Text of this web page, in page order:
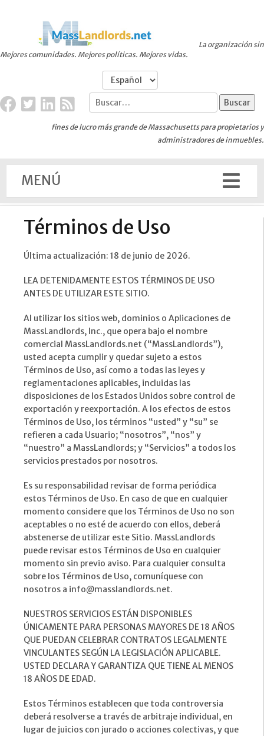
Mejores comunidades. Mejores políticas. Mejores vidas.
La organización sin
fines de lucro más grande de Massachusetts para propietarios y
administradores de inmuebles.
MENÚ
Términos de Uso
Última actualización: 18 de junio de 2026.
LEA DETENIDAMENTE ESTOS TÉRMINOS DE USO
ANTES DE UTILIZAR ESTE SITIO.
Al utilizar los sitios web, dominios o Aplicaciones de
MassLandlords, Inc., que opera bajo el nombre
comercial MassLandlords.net (“MassLandlords”),
usted acepta cumplir y quedar sujeto a estos
Términos de Uso, así como a todas las leyes y
reglamentaciones aplicables, incluidas las
disposiciones de los Estados Unidos sobre control de
exportación y reexportación. A los efectos de estos
Términos de Uso, los términos “usted” y “su” se
refieren a cada Usuario; “nosotros”, “nos” y
“nuestro” a MassLandlords; y “Servicios” a todos los
servicios prestados por nosotros.
Es su responsabilidad revisar de forma periódica
estos Términos de Uso. En caso de que en cualquier
momento considere que los Términos de Uso no son
aceptables o no esté de acuerdo con ellos, deberá
abstenerse de utilizar este Sitio. MassLandlords
puede revisar estos Términos de Uso en cualquier
momento sin previo aviso. Para cualquier consulta
sobre los Términos de Uso, comuníquese con
nosotros a info@masslandlords.net.
NUESTROS SERVICIOS ESTÁN DISPONIBLES
ÚNICAMENTE PARA PERSONAS MAYORES DE 18 AÑOS
QUE PUEDAN CELEBRAR CONTRATOS LEGALMENTE
VINCULANTES SEGÚN LA LEGISLACIÓN APLICABLE.
USTED DECLARA Y GARANTIZA QUE TIENE AL MENOS
18 AÑOS DE EDAD.
Estos Términos establecen que toda controversia
deberá resolverse a través de arbitraje individual, en
lugar de juicios con jurado o acciones colectivas, y que